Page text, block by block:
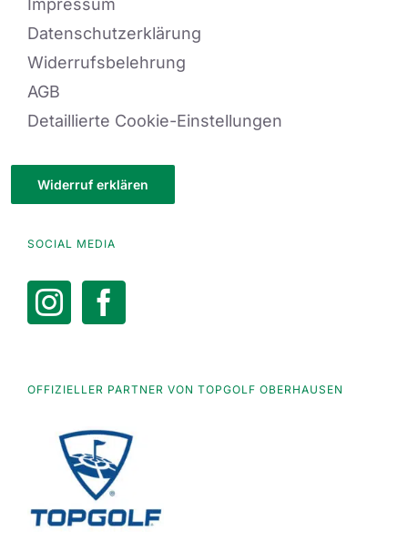
Impressum
Datenschutzerklärung
Widerrufsbelehrung
AGB
Detaillierte Cookie-Einstellungen
Widerruf erklären
SOCIAL MEDIA
OFFIZIELLER PARTNER VON TOPGOLF OBERHAUSEN